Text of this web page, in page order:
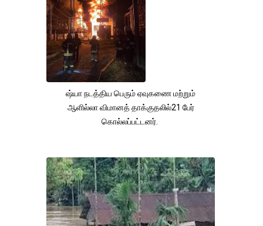
ஷ்யா நடத்திய பெரும் ஏவுகணை மற்றும்
ஆளில்லா விமானத் தாக்குதலில்21 பேர்
கொல்லப்பட்டனர்.